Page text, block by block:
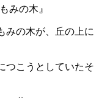
みの木』
みの木が、丘の上に
つこうとしていたそ